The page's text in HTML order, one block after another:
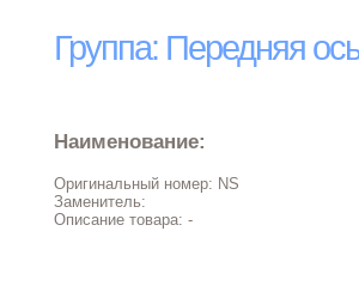
Группа: Передняя
Наименование:
Оригинальный номер: NS
Заменитель:
Описание товара: -